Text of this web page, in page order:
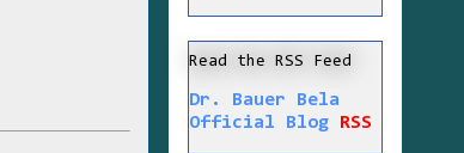
Read the RSS Feed
Dr. Bauer Bela
Official Blog
RSS